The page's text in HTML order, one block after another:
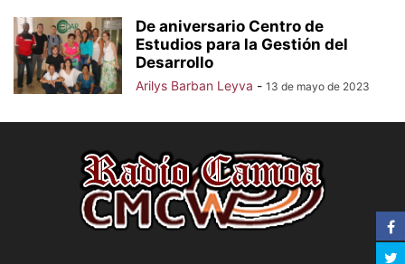
De aniversario Centro de
Estudios para la Gestión del
Desarrollo
Arilys Barban Leyva - 13 de mayo de 2023